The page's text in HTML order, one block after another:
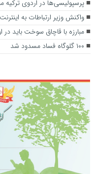
پرسپولیسی‌ها در اردوی
واکنش وزیر ارتباطات به
مبارزه با قاچاق سوخت باید در
۱۰۰ گلوگاه فساد مسدود شد